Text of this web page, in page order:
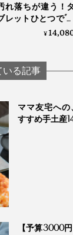
されて力も入りやすい。
場合は、温め
タオル（冬は
使ってみてく
ットと家族の
パニオンアニ
』でのマッサ
す！
れ落ちが違う！タ
レットひとつで“重
炭酸湯”が浴びれる
ド
¥
いる記事
ママ友宅へ
すすめ手土産
【予算3000